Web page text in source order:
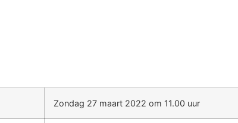
Zondag 27 maart 2022 om 11.00 uur